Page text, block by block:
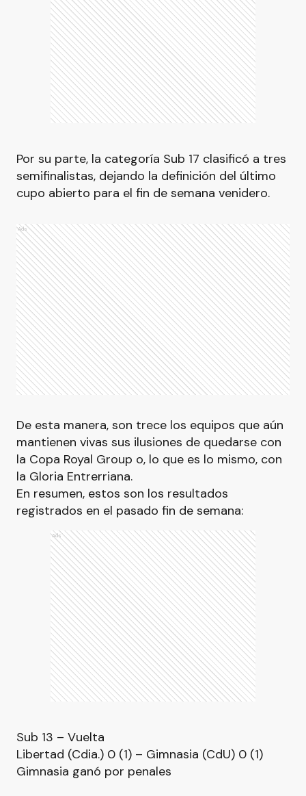
Por su parte, la categoría Sub 17 clasificó a tres
semifinalistas, dejando la definición del último
cupo abierto para el fin de semana venidero.
Ads
De esta manera, son trece los equipos que aún
mantienen vivas sus ilusiones de quedarse con
la Copa Royal Group o, lo que es lo mismo, con
la Gloria Entrerriana.
En resumen, estos son los resultados
registrados en el pasado fin de semana:
Ads
Sub 13 – Vuelta
Libertad (Cdia.) 0 (1) – Gimnasia (CdU) 0 (1)
Gimnasia ganó por penales